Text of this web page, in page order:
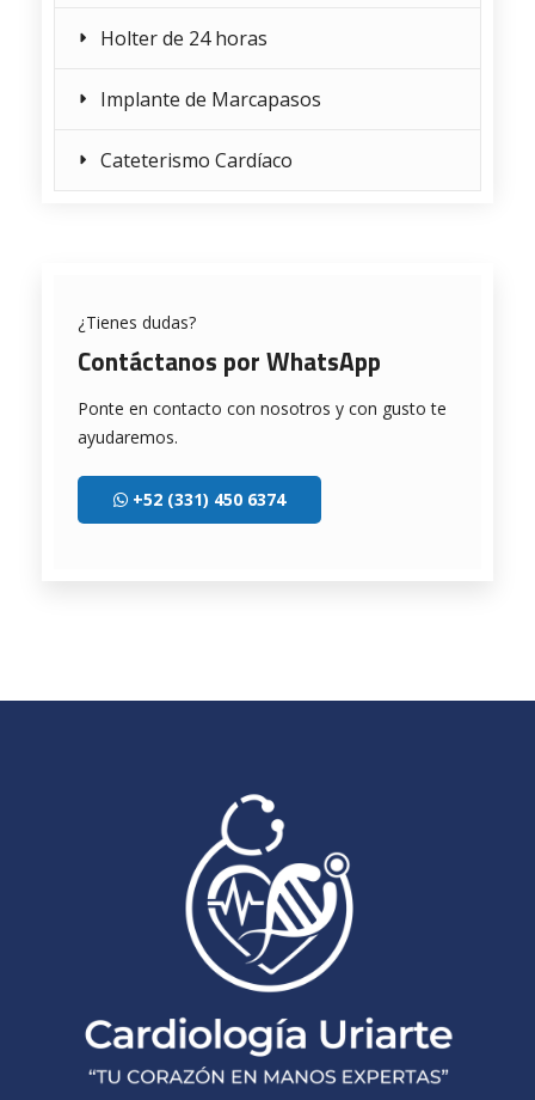
Holter de 24 horas
Implante de Marcapasos
Cateterismo Cardíaco
¿Tienes dudas?
Contáctanos por WhatsApp
Ponte en contacto con nosotros y con gusto te
ayudaremos.
+52 (331) 450 6374